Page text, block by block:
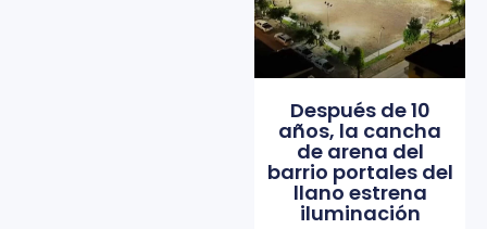
Después de 10
años, la cancha
de arena del
barrio portales del
llano estrena
iluminación